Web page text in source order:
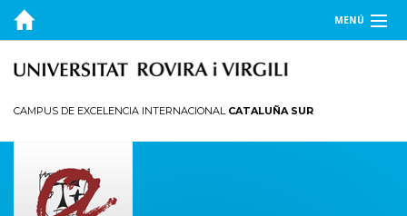
MENÚ
EL DEPARTAMENTO
INVESTIGACIÓN
PUBLICACIONES
CAMPUS DE EXCELENCIA INTERNACIONAL CATALUÑA SUR